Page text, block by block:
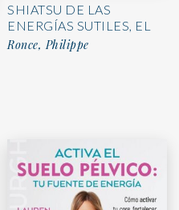
SHIATSU DE LAS
ENERGÍAS SUTILES, EL
Ronce, Philippe